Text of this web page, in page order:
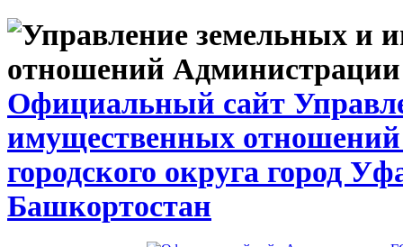
Официальный сайт
имущественных
городского округа город
Башкортостан